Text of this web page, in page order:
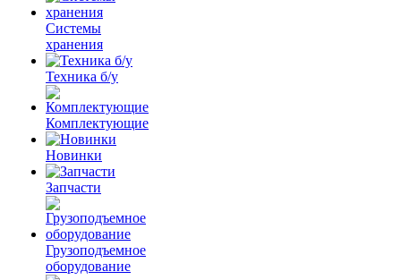
Системы
хранения
Техника б/у
Комплектующие
Новинки
Запчасти
Грузоподъемное
оборудование